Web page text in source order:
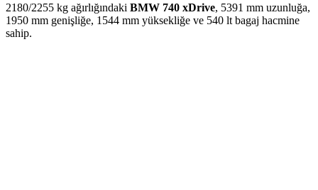
2180/2255 kg ağırlığındaki BMW 740 xDrive, 5391 mm uzunluğa,
1950 mm genişliğe, 1544 mm yüksekliğe ve 540 lt bagaj hacmine
sahip.